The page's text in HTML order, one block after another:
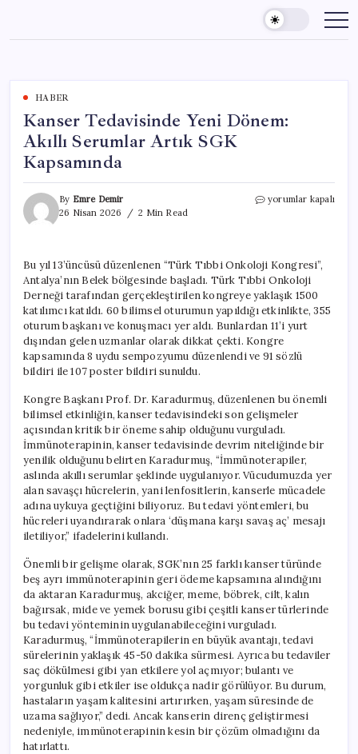
content
HABER
Kanser Tedavisinde Yeni Dönem:
Akıllı Serumlar Artık SGK
Kapsamında
By Emre Demir
26 Nisan 2026
2 Min Read
Kanser
Serumlar
Artık
SGK
Kapsamında
için
yorumlar kapalı
Bu yıl 13’üncüsü düzenlenen “Türk Tıbbi Onkoloji Kongresi”,
Antalya’nın Belek bölgesinde başladı. Türk Tıbbi Onkoloji
Derneği tarafından gerçekleştirilen kongreye yaklaşık 1500
katılımcı katıldı. 60 bilimsel oturumun yapıldığı etkinlikte, 355
oturum başkanı ve konuşmacı yer aldı. Bunlardan 11’i yurt
dışından gelen uzmanlar olarak dikkat çekti. Kongre
kapsamında 8 uydu sempozyumu düzenlendi ve 91 sözlü
bildiri ile 107 poster bildiri sunuldu.
Kongre Başkanı Prof. Dr. Karadurmuş, düzenlenen bu önemli
bilimsel etkinliğin, kanser tedavisindeki son gelişmeler
açısından kritik bir öneme sahip olduğunu vurguladı.
İmmünoterapinin, kanser tedavisinde devrim niteliğinde bir
yenilik olduğunu belirten Karadurmuş, “İmmünoterapiler,
aslında akıllı serumlar şeklinde uygulanıyor. Vücudumuzda yer
alan savaşçı hücrelerin, yani lenfositlerin, kanserle mücadele
adına uykuya geçtiğini biliyoruz. Bu tedavi yöntemleri, bu
hücreleri uyandırarak onlara ‘düşmana karşı savaş aç’ mesajı
iletiliyor,” ifadelerini kullandı.
Önemli bir gelişme olarak, SGK’nın 25 farklı kanser türünde
beş ayrı immünoterapinin geri ödeme kapsamına alındığını
da aktaran Karadurmuş, akciğer, meme, böbrek, cilt, kalın
bağırsak, mide ve yemek borusu gibi çeşitli kanser türlerinde
bu tedavi yönteminin uygulanabileceğini vurguladı.
Karadurmuş, “İmmünoterapilerin en büyük avantajı, tedavi
sürelerinin yaklaşık 45-50 dakika sürmesi. Ayrıca bu tedaviler
saç dökülmesi gibi yan etkilere yol açmıyor; bulantı ve
yorgunluk gibi etkiler ise oldukça nadir görülüyor. Bu durum,
hastaların yaşam kalitesini artırırken, yaşam süresinde de
uzama sağlıyor,” dedi. Ancak kanserin direnç geliştirmesi
nedeniyle, immünoterapinin kesin bir çözüm olmadığını da
hatırlattı.